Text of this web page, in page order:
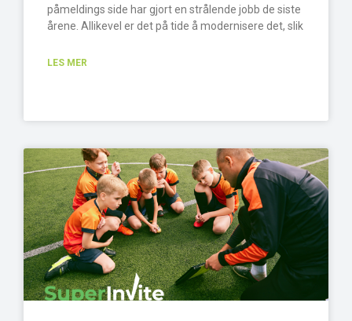
påmeldings side har gjort en strålende jobb de siste
årene. Allikevel er det på tide å modernisere det, slik
LES MER